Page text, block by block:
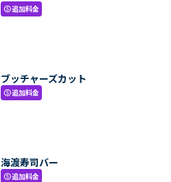
paid追加料金
ブッチャーズカット
paid追加料金
海渡寿司バー
paid追加料金